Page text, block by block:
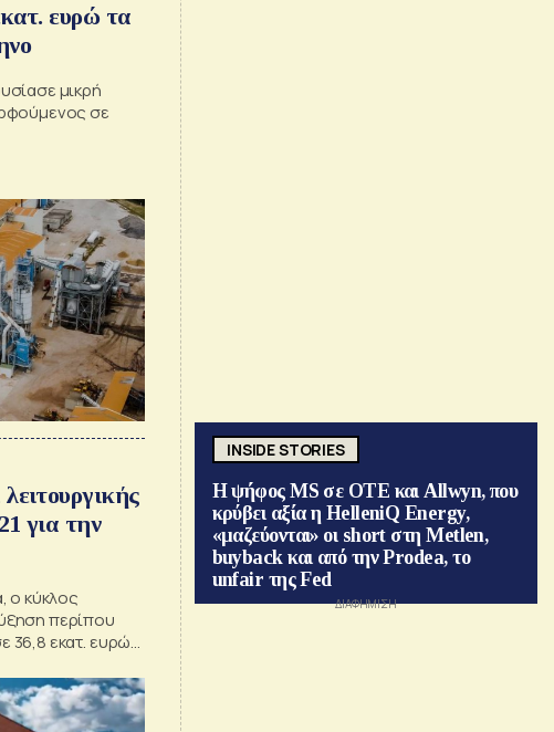
ευρώ τα
μικρή
σε
για την
ο κύκλος
περίπου
36,8 εκατ. ευρώ
INSIDE STORIES
Η ψήφος MS σε ΟΤΕ και Allwyn, που
κρύβει αξία η HelleniQ Energy,
«μαζεύονται» οι short στη Metlen,
buyback και από την Prodea, το
unfair της Fed